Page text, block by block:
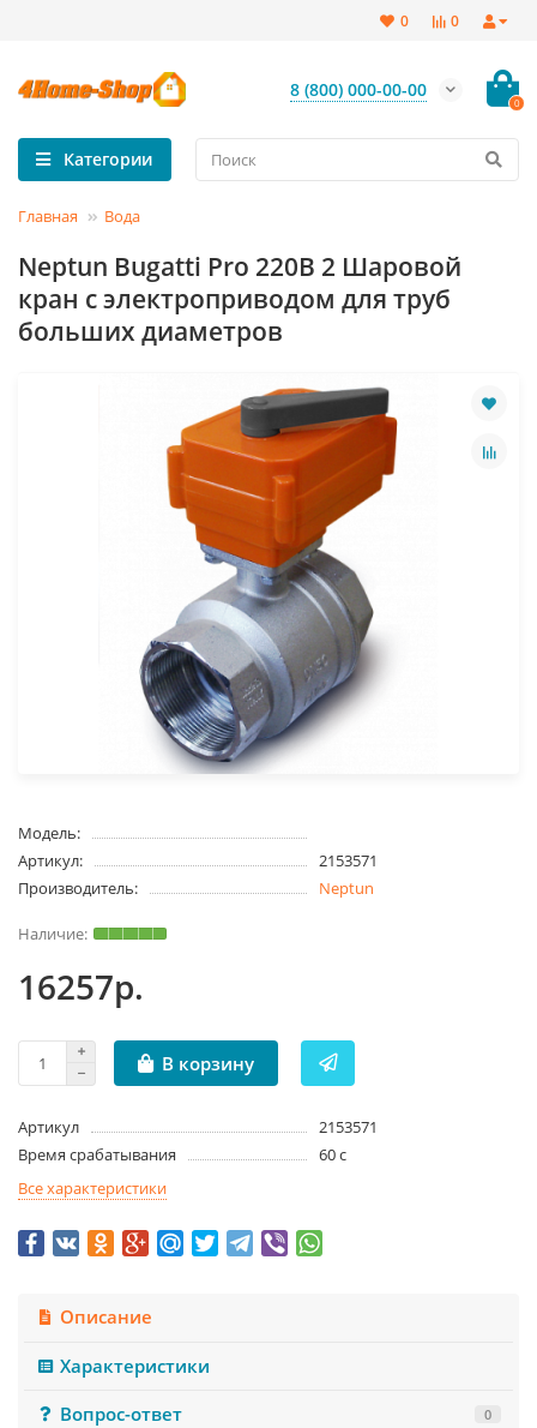
0
0
8 (800) 000-00-00
0
Категории
Главная Вода
Neptun Bugatti Pro 220В 2 Шаровой
кран с электроприводом для труб
больших диаметров
Модель:
Артикул:
2153571
Производитель:
Neptun
16257р.
В корзину
Артикул
2153571
Время срабатывания
60 с
Все характеристики
Описание
Характеристики
Вопрос-ответ
0